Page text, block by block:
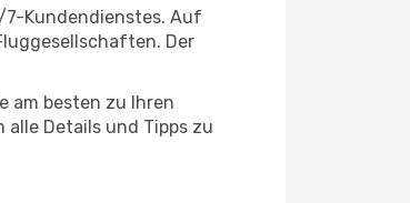
7-Kundendienstes. Auf
Der
am besten zu Ihren
alle Details und Tipps zu